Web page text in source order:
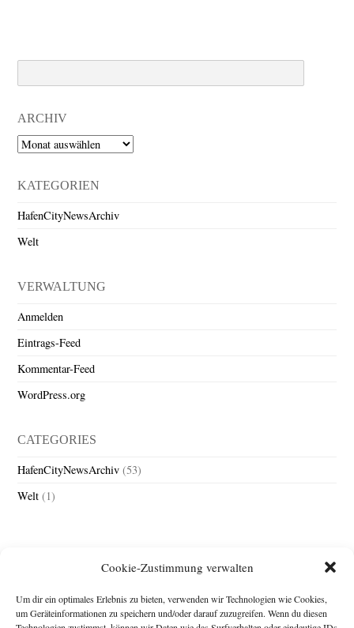
Cookie-Zustimmung verwalten
Um dir ein optimales Erlebnis zu bieten, verwenden wir Technologien wie Cookies,
um Geräteinformationen zu speichern und/oder darauf zuzugreifen. Wenn du diesen
ARCHIV
Archiv
KATEGORIEN
HafenCityNewsArchiv
Welt
VERWALTUNG
Anmelden
Eintrags-Feed
Kommentar-Feed
WordPress.org
CATEGORIES
HafenCityNewsArchiv (53)
Welt (1)